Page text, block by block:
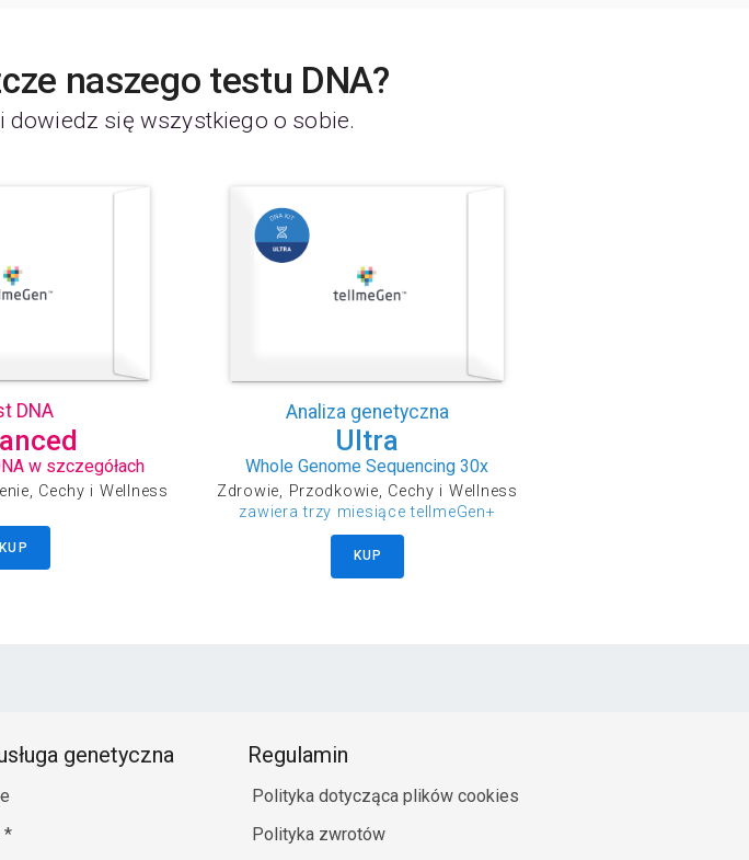
naszego testu DNA?
dowiedz się wszystkiego o sobie.
DNA
w szczegółach
Cechy i Wellness
KUP
Analiza genetyczna
Ultra
Whole Genome Sequencing 30x
Zdrowie, Przodkowie, Cechy i Wellness
zawiera trzy miesiące tellmeGen+
KUP
genetyczna
*
Regulamin
Polityka dotycząca plików cookies
Polityka zwrotów